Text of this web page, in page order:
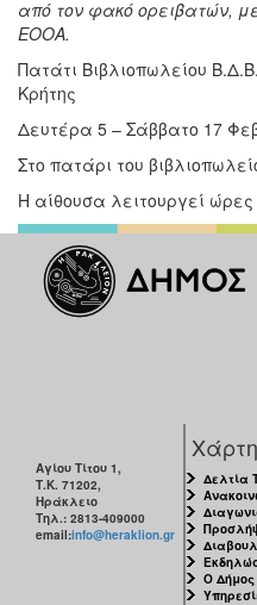
από τον φακό ορειβατών,
ΕΟΟΑ.
Πατάτι Βιβλιοπωλείου
Κρήτης
Δευτέρα 5 – Σάββατο 17
Στο πατάρι του
Η αίθουσα λειτουργεί
Αγίου Τίτου 1,
Τ.Κ. 71202,
Ηράκλειο
Τηλ.: 2813-409000
email:info@heraklion.gr
Δελτία
Ο Δήμος